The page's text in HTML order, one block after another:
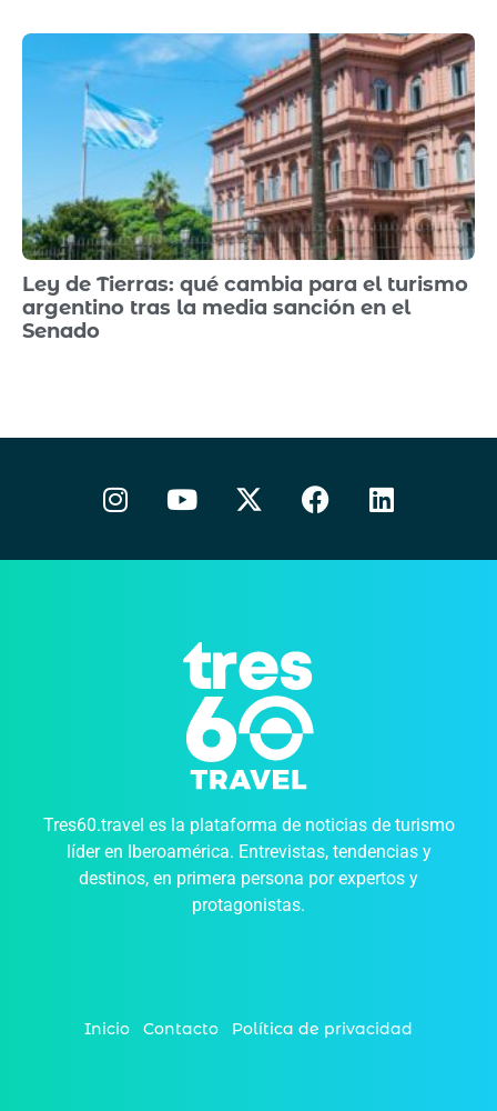
Ley de Tierras: qué cambia para el turismo
argentino tras la media sanción en el
Senado
Tres60.travel es la plataforma de noticias de turismo
líder en Iberoamérica. Entrevistas, tendencias y
destinos, en primera persona por expertos y
protagonistas.
Inicio Contacto Política de privacidad